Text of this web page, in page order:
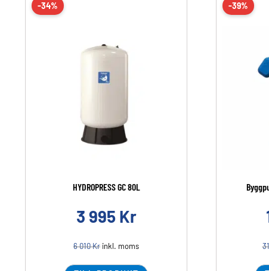
-34%
HYDROPRESS GC 80L
3 995 Kr
6 010Kr inkl. moms
-39%